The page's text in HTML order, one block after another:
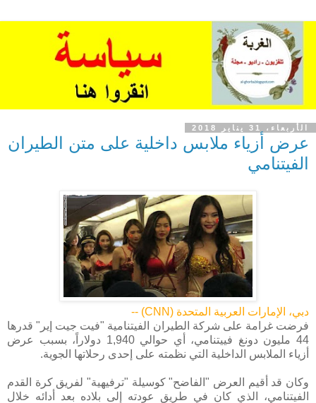
الأربعاء، 31 يناير 2018
عرض أزياء ملابس داخلية على متن الطيران
الفيتنامي
دبي، الإمارات العربية المتحدة (CNN) --
فرضت غرامة على شركة الطيران الفيتنامية "فيت جيت إير" قدرها
44 مليون دونغ فييتنامي، أي حوالي 1,940 دولاراً، بسبب عرض
أزياء الملابس الداخلية التي نظمته على إحدى رحلاتها الجوية.
وكان قد أقيم العرض "الفاضح" كوسيلة "ترفيهية" لفريق كرة القدم
الفيتنامي، الذي كان في طريق عودته إلى بلاده بعد أدائه خلال